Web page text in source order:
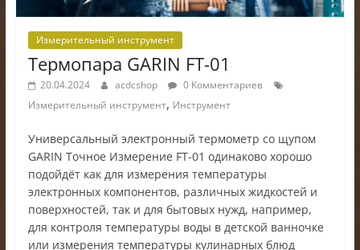
Измерительный инструмент
Термопара GARIN FT-01
20.04.2024 acdcshop
0 Комментариев
Измерительный инструмент, Инструмент
Универсальный электронный термометр со щупом
GARIN Точное Измерение FT-01 одинаково хорошо
подойдёт как для измерения температуры
электронных компонентов, различных жидкостей и
поверхностей, так и для бытовых нужд, например,
для контроля температуры воды в детской ванночке
или измерения температуры кулинарных блюд